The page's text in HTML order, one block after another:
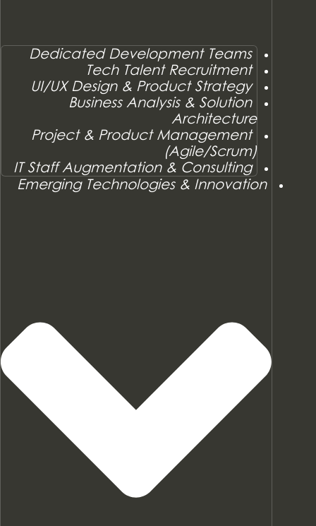
Dedicated Development Teams
Tech Talent Recruitment
UI/UX Design & Product Strategy
Business Analysis & Solution
Architecture
Project & Product Management
(Agile/Scrum)
IT Staff Augmentation & Consulting
Emerging Technologies & Innovation